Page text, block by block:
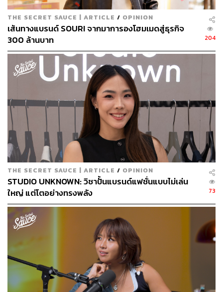
ภาพลักษณ์ของแรปเปอร์มักถูกเชื่อมโยงกับไลฟ์สไตล์ที่หวือ
หวา แต่ศิลปินหนุ่มคนนี้กลับมองว่าการทำงานศิลปะเหมือนซี
รีส์ที่ต้องมีตอนใหม่ให้ได้เรียนรู้อยู่เสมอ เขาปฏิเสธที่จะทำ
เพลงตามสูตรสำเร็จเดิมๆ เพียงเพราะมันขายได้
“ผมมองเหมือนชีวิตเราเป็นซีรีส์เรื่องนึง อัลบั้มนึงก็เป็นตอนนึง
มันไม่สนุกถ้าทำเหมือนเดิม ผมพร้อมให้ขายก๋วยเตี๋ยวได้
ตลอดเวลาเลย คือเพลงผมไม่ต้องดังก็ได้”
การผูกเป้าหมายชีวิตไว้กับตัวชี้วัดภายนอกเพียงอย่างเดียว
อาจทำให้หลงทางได้ง่าย การหันมาโฟกัสกับความสุข
ระหว่างการทำงานและกล้าทดลองสิ่งใหม่ โดยไม่ต้องกดดัน
ตัวเองให้สมบูรณ์แบบในทุกผลงาน คือทางเลือกที่ช่วยให้
ทำงานได้อย่างยั่งยืนขึ้น
เรื่องของยังโอมอาจบอกเราว่า ชีวิตและการทำงานคือ
กระบวนการเรียนรู้ที่ต้องเจอทั้งความผิดพลาดและการปรับ
ตัว ความกล้าที่จะมองเห็นจุดอ่อนของตัวเองเพื่อนำมาพัฒนา
หมั่นสำรวจอีโก้เพื่อไม่ให้เผลอสร้างความกดดันให้คนรอบ
ข้าง และทบทวนเป้าหมายในการทำงานอยู่เสมอ จะช่วยหา
ระยะห่างที่พอดีในการทำงานและอยู่ร่วมกับผู้อื่นได้อย่าง
สมดุล
THE SECRET SAUCE | ARTICLE / OPINION
เส้นทางแบรนด์ SOURI จากมาการองโฮมเมดสู่ธุรกิจ
300 ล้านบาท
204
THE SECRET SAUCE | ARTICLE / OPINION
STUDIO UNKNOWN: วิชาปั้นแบรนด์แฟชั่นแบบไม่เล่น
ใหญ่ แต่โตอย่างทรงพลัง
73